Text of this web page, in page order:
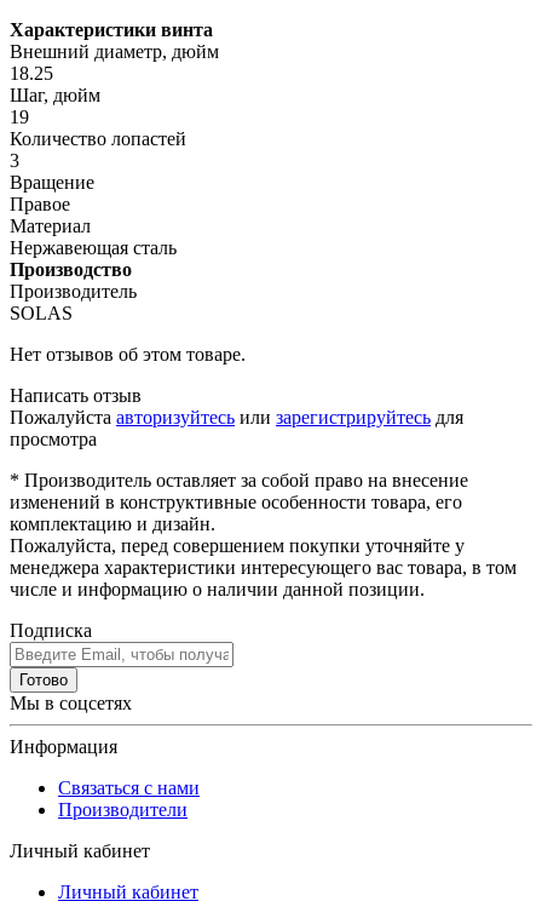
Характеристики винта
Внешний диаметр, дюйм
18.25
Шаг, дюйм
19
Количество лопастей
3
Вращение
Правое
Материал
Нержавеющая сталь
Производство
Производитель
SOLAS
Нет отзывов об этом товаре.
Написать отзыв
Пожалуйста авторизуйтесь или зарегистрируйтесь для
просмотра
* Производитель оставляет за собой право на внесение
изменений в конструктивные особенности товара, его
комплектацию и дизайн.
Пожалуйста, перед совершением покупки уточняйте у
менеджера характеристики интересующего вас товара, в том
числе и информацию о наличии данной позиции.
Подписка
Готово
Мы в соцсетях
Информация
Связаться с нами
Производители
Личный кабинет
Личный кабинет